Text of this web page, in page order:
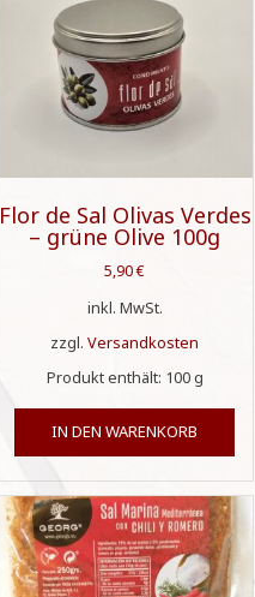
Flor de Sal Olivas Verdes
– grüne Olive 100g
5,90€
inkl. MwSt.
zzgl.Versandkosten
Produkt enthält: 100g
IN DEN WARENKORB